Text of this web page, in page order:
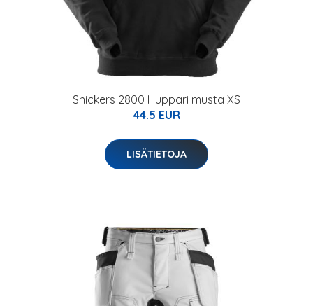
Snickers 2800 Huppari musta XS
44.5 EUR
LISÄTIETOJA